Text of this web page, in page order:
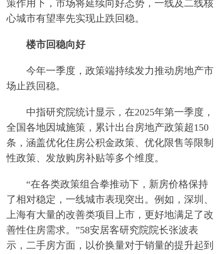
策作用下，市场将延续向好态势，一线及二线核
心城市有望率先实现止跌回稳。
楼市回稳向好
今年一季度，政策端持续发力推动房地产市
场止跌回稳。
中指研究院统计显示，在2025年第一季度，
全国各地因城施策，累计出台房地产政策超150
条，涵盖优化住房公积金政策、优化限售等限制
性政策、发放购房补贴等多个维度。
“在各类政策组合拳推动下，新房价格保持
了相对稳定，一线城市表现突出。例如，深圳、
上海有大量的改善类项目上市，更好地满足了改
善性住房需求。”58安居客研究院院长张波表
示，二手房方面，以价换量对于销量的提升起到